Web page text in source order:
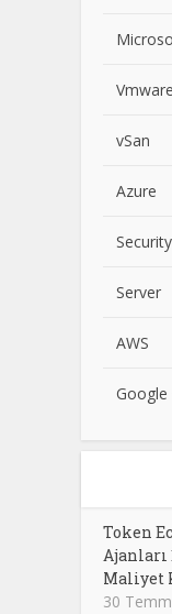
Vmware
vSan
Azure
Security
Server
AWS
Google
Token
Ajanları
Maliyet
30